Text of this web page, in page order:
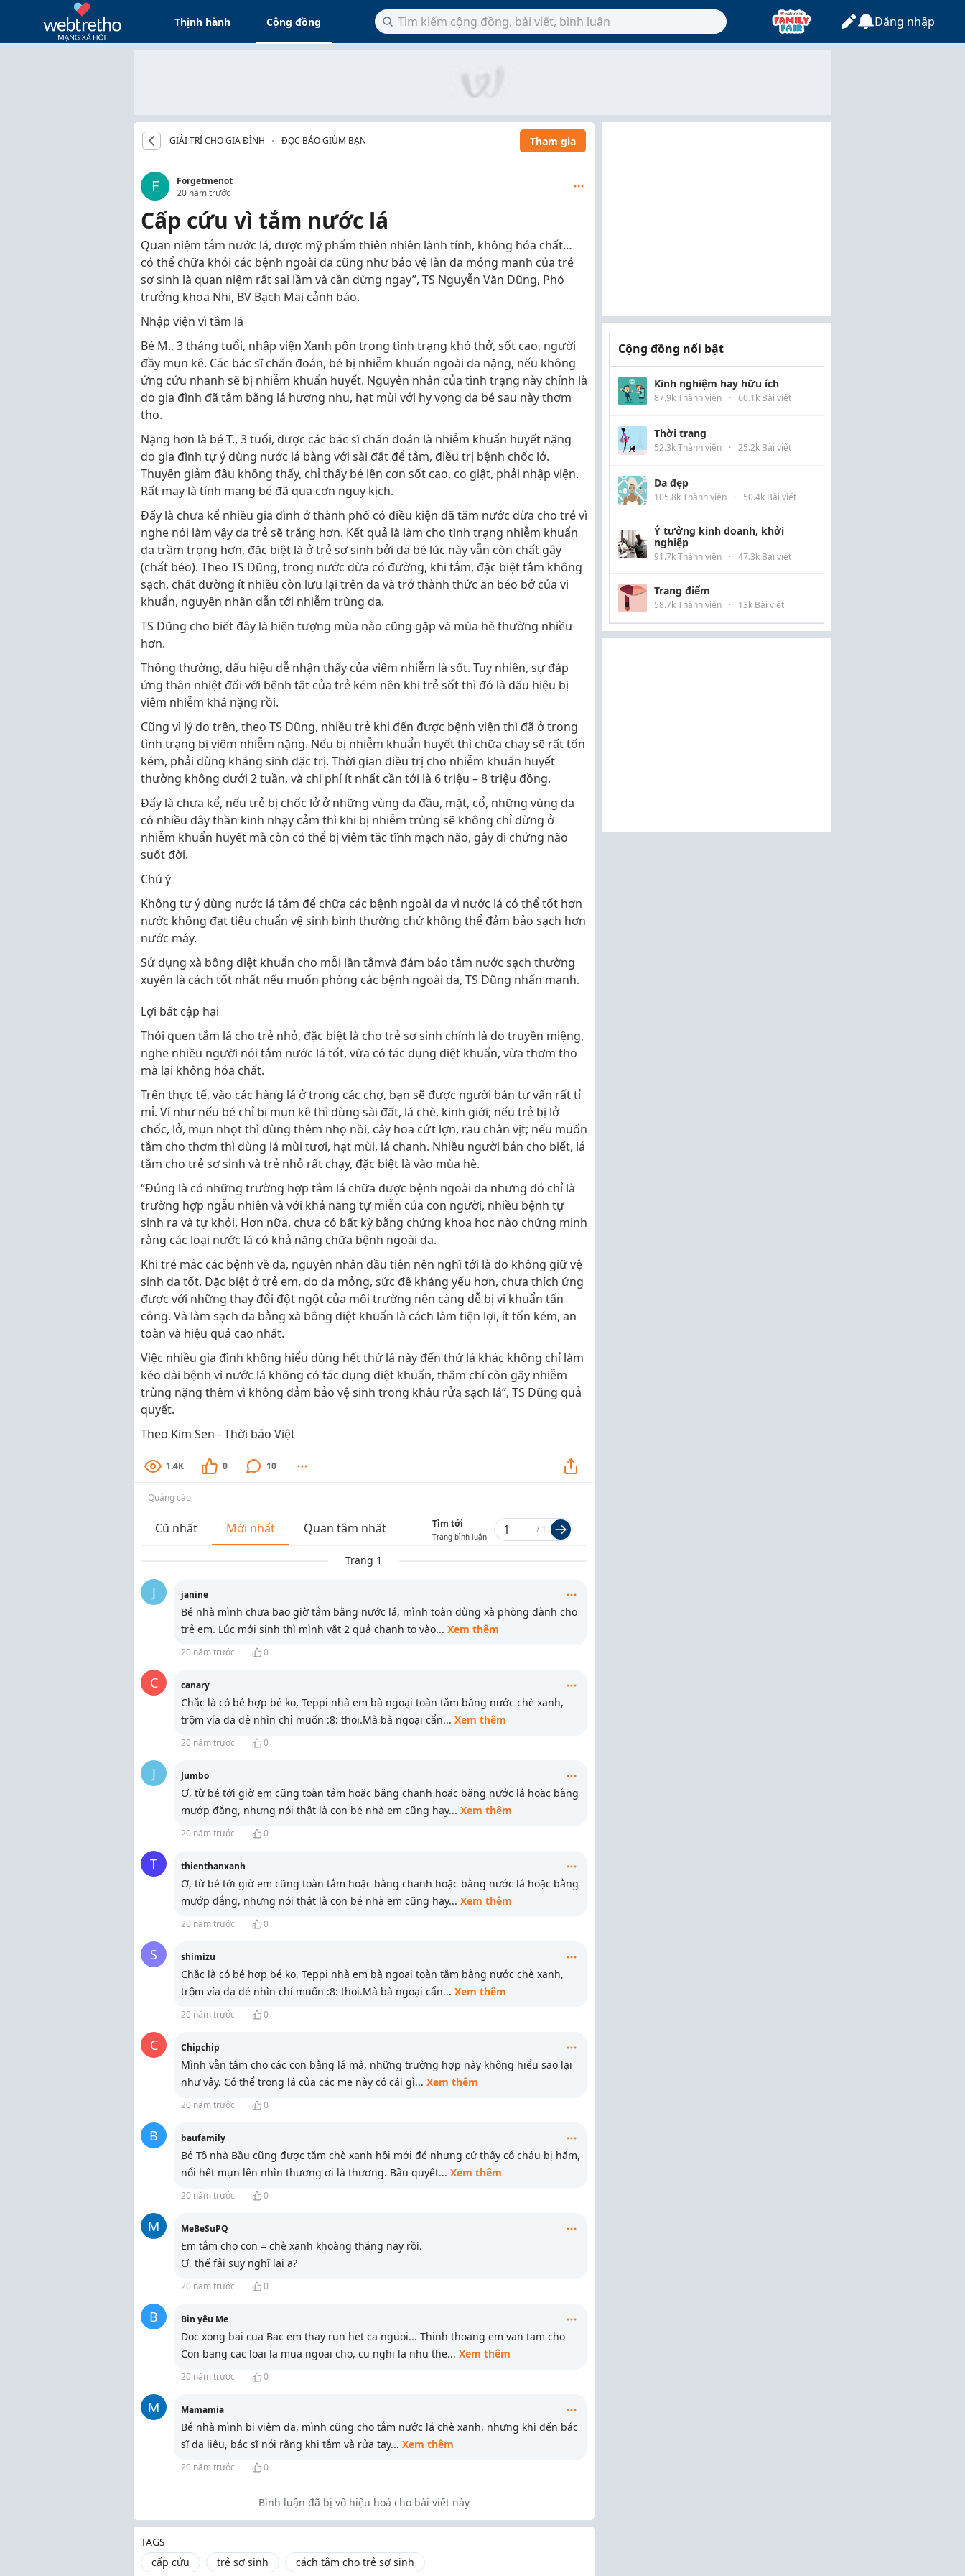
Thịnh hành Cộng đồng Đăng nhập
GIẢI TRÍ CHO GIA ĐÌNH ĐỌC BÁO GIÙM BẠN Tham gia
F
Forgetmenot
20 năm trước
Cấp cứu vì tắm nước lá
Quan niệm tắm nước lá, dược mỹ phẩm thiên nhiên lành tính, không hóa chất…
có thể chữa khỏi các bệnh ngoài da cũng như bảo vệ làn da mỏng manh của trẻ
sơ sinh là quan niệm rất sai lầm và cần dừng ngay”, TS Nguyễn Văn Dũng, Phó
trưởng khoa Nhi, BV Bạch Mai cảnh báo.
Nhập viện vì tắm lá
Bé M., 3 tháng tuổi, nhập viện Xanh pôn trong tình trạng khó thở, sốt cao, người
đầy mụn kê. Các bác sĩ chẩn đoán, bé bị nhiễm khuẩn ngoài da nặng, nếu không
ứng cứu nhanh sẽ bị nhiễm khuẩn huyết. Nguyên nhân của tình trạng này chính là
do gia đình đã tắm bằng lá hương nhu, hạt mùi với hy vọng da bé sau này thơm
tho.
Nặng hơn là bé T., 3 tuổi, được các bác sĩ chẩn đoán là nhiễm khuẩn huyết nặng
do gia đình tự ý dùng nước lá bàng với sài đất để tắm, điều trị bệnh chốc lở.
Thuyên giảm đâu không thấy, chỉ thấy bé lên cơn sốt cao, co giật, phải nhập viện.
Rất may là tính mạng bé đã qua cơn nguy kịch.
Đấy là chưa kể nhiều gia đình ở thành phố có điều kiện đã tắm nước dừa cho trẻ vì
nghe nói làm vậy da trẻ sẽ trắng hơn. Kết quả là làm cho tình trạng nhiễm khuẩn
da trầm trọng hơn, đặc biệt là ở trẻ sơ sinh bởi da bé lúc này vẫn còn chất gây
(chất béo). Theo TS Dũng, trong nước dừa có đường, khi tắm, đặc biệt tắm không
sạch, chất đường ít nhiều còn lưu lại trên da và trở thành thức ăn béo bở của vi
khuẩn, nguyên nhân dẫn tới nhiễm trùng da.
TS Dũng cho biết đây là hiện tượng mùa nào cũng gặp và mùa hè thường nhiều
hơn.
Thông thường, dấu hiệu dễ nhận thấy của viêm nhiễm là sốt. Tuy nhiên, sự đáp
ứng thân nhiệt đối với bệnh tật của trẻ kém nên khi trẻ sốt thì đó là dấu hiệu bị
viêm nhiễm khá nặng rồi.
Cũng vì lý do trên, theo TS Dũng, nhiều trẻ khi đến được bệnh viện thì đã ở trong
tình trạng bị viêm nhiễm nặng. Nếu bị nhiễm khuẩn huyết thì chữa chạy sẽ rất tốn
kém, phải dùng kháng sinh đặc trị. Thời gian điều trị cho nhiễm khuẩn huyết
thường không dưới 2 tuần, và chi phí ít nhất cần tới là 6 triệu – 8 triệu đồng.
Đấy là chưa kể, nếu trẻ bị chốc lở ở những vùng da đầu, mặt, cổ, những vùng da
có nhiều dây thần kinh nhạy cảm thì khi bị nhiễm trùng sẽ không chỉ dừng ở
nhiễm khuẩn huyết mà còn có thể bị viêm tắc tĩnh mạch não, gây di chứng não
suốt đời.
Chú ý
Không tự ý dùng nước lá tắm để chữa các bệnh ngoài da vì nước lá có thể tốt hơn
nước không đạt tiêu chuẩn vệ sinh bình thường chứ không thể đảm bảo sạch hơn
nước máy.
Sử dụng xà bông diệt khuẩn cho mỗi lần tắmvà đảm bảo tắm nước sạch thường
xuyên là cách tốt nhất nếu muốn phòng các bệnh ngoài da, TS Dũng nhấn mạnh.
Lợi bất cập hại
Thói quen tắm lá cho trẻ nhỏ, đặc biệt là cho trẻ sơ sinh chính là do truyền miệng,
nghe nhiều người nói tắm nước lá tốt, vừa có tác dụng diệt khuẩn, vừa thơm tho
mà lại không hóa chất.
Trên thực tế, vào các hàng lá ở trong các chợ, bạn sẽ được người bán tư vấn rất tỉ
mỉ. Ví như nếu bé chỉ bị mụn kê thì dùng sài đất, lá chè, kinh giới; nếu trẻ bị lở
chốc, lở, mụn nhọt thì dùng thêm nhọ nồi, cây hoa cứt lợn, rau chân vịt; nếu muốn
tắm cho thơm thì dùng lá mùi tươi, hạt mùi, lá chanh. Nhiều người bán cho biết, lá
tắm cho trẻ sơ sinh và trẻ nhỏ rất chạy, đặc biệt là vào mùa hè.
“Đúng là có những trường hợp tắm lá chữa được bệnh ngoài da nhưng đó chỉ là
trường hợp ngẫu nhiên và với khả năng tự miễn của con người, nhiều bệnh tự
sinh ra và tự khỏi. Hơn nữa, chưa có bất kỳ bằng chứng khoa học nào chứng minh
rằng các loại nước lá có khả năng chữa bệnh ngoài da.
Khi trẻ mắc các bệnh về da, nguyên nhân đầu tiên nên nghĩ tới là do không giữ vệ
sinh da tốt. Đặc biệt ở trẻ em, do da mỏng, sức đề kháng yếu hơn, chưa thích ứng
được với những thay đổi đột ngột của môi trường nên càng dễ bị vi khuẩn tấn
công. Và làm sạch da bằng xà bông diệt khuẩn là cách làm tiện lợi, ít tốn kém, an
toàn và hiệu quả cao nhất.
Việc nhiều gia đình không hiểu dùng hết thứ lá này đến thứ lá khác không chỉ làm
kéo dài bệnh vì nước lá không có tác dụng diệt khuẩn, thậm chí còn gây nhiễm
trùng nặng thêm vì không đảm bảo vệ sinh trong khâu rửa sạch lá”, TS Dũng quả
quyết.
Theo Kim Sen - Thời báo Việt
1.4K 0 10
Quảng cáo
Cũ nhất Mới nhất Quan tâm nhất Tìm tới
Trang bình luận
/ 1
Trang 1
J janine
Bé nhà mình chưa bao giờ tắm bằng nước lá, mình toàn dùng xà phòng dành cho
trẻ em. Lúc mới sinh thì mình vắt 2 quả chanh to vào... Xem thêm
20 năm trước 0
C canary
Chắc là có bé hợp bé ko, Teppi nhà em bà ngoại toàn tắm bằng nước chè xanh,
trộm vía da dẻ nhìn chỉ muốn :8: thoi.Mà bà ngoại cẩn... Xem thêm
20 năm trước 0
J Jumbo
Ơ, từ bé tới giờ em cũng toàn tắm hoặc bằng chanh hoặc bằng nước lá hoặc bằng
mướp đắng, nhưng nói thật là con bé nhà em cũng hay... Xem thêm
20 năm trước 0
T thienthanxanh
Ơ, từ bé tới giờ em cũng toàn tắm hoặc bằng chanh hoặc bằng nước lá hoặc bằng
mướp đắng, nhưng nói thật là con bé nhà em cũng hay... Xem thêm
20 năm trước 0
S shimizu
Chắc là có bé hợp bé ko, Teppi nhà em bà ngoại toàn tắm bằng nước chè xanh,
trộm vía da dẻ nhìn chỉ muốn :8: thoi.Mà bà ngoại cẩn... Xem thêm
20 năm trước 0
C Chipchip
Mình vẫn tắm cho các con bằng lá mà, những trường hợp này không hiểu sao lại
như vậy. Có thể trong lá của các mẹ này có cái gì... Xem thêm
20 năm trước 0
B baufamily
Bé Tô nhà Bầu cũng được tắm chè xanh hồi mới đẻ nhưng cứ thấy cổ cháu bị hăm,
nổi hết mụn lên nhìn thương ơi là thương. Bầu quyết... Xem thêm
20 năm trước 0
M MeBeSuPQ
Em tắm cho con = chè xanh khoàng tháng nay rồi.
Ơ, thế fải suy nghĩ lại a?
20 năm trước 0
B Bin yêu Me
Doc xong bai cua Bac em thay run het ca nguoi... Thinh thoang em van tam cho
Con bang cac loai la mua ngoai cho, cu nghi la nhu the... Xem thêm
20 năm trước 0
M Mamamia
Bé nhà mình bị viêm da, mình cũng cho tắm nước lá chè xanh, nhưng khi đến bác
sĩ da liễu, bác sĩ nói rằng khi tắm và rửa tay... Xem thêm
20 năm trước 0
Bình luận đã bị vô hiệu hoá cho bài viết này
TAGS
cấp cứu
trẻ sơ sinh cách tắm cho trẻ sơ sinh
Cộng đồng nổi bật
Kinh nghiệm hay hữu ích
87.9k Thành viên · 60.1k Bài viết
Thời trang
52.3k Thành viên · 25.2k Bài viết
Da đẹp
105.8k Thành viên · 50.4k Bài viết
Ý tưởng kinh doanh, khởi
nghiệp
91.7k Thành viên · 47.3k Bài viết
Trang điểm
58.7k Thành viên · 13k Bài viết